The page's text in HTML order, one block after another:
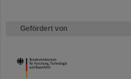
Gefördert von
HMWK